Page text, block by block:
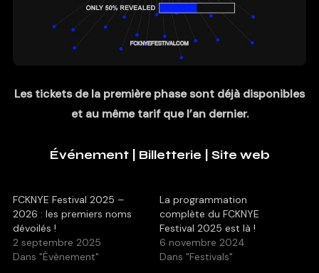
Les tickets de la première phase sont déjà disponibles
et au même tarif que l’an dernier.
Événement Billetterie Site web
FCKNYE Festival 2025 –
2026 : les premiers noms
dévoilés !
2 septembre 2025
Dans "Évènement"
La programmation
complète du FCKNYE
Festival 2025 est là !
6 novembre 2024
Dans "Festivals"